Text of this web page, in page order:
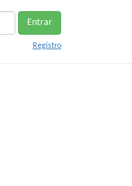
Entrar
Registro